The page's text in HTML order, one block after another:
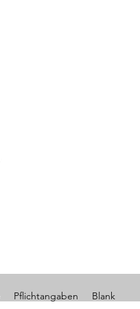
Pflichtangaben Blank